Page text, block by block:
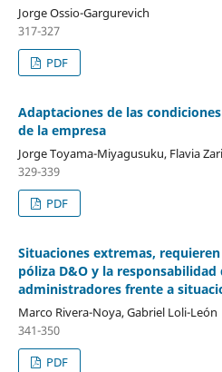
Jorge Ossio-Gargurevich
317-327
PDF
Adaptaciones de las
de la empresa
Jorge Toyama-Miyagusuku, Flavia
329-339
PDF
Situaciones extremas,
póliza D&O y la
administradores frente a
Marco Rivera-Noya, Gabriel Loli-León
341-350
PDF